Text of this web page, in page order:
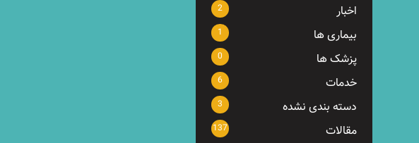
اخبار 2
بیماری ها 1
پزشک ها 0
خدمات 6
دسته بندی نشده 3
مقالات 137